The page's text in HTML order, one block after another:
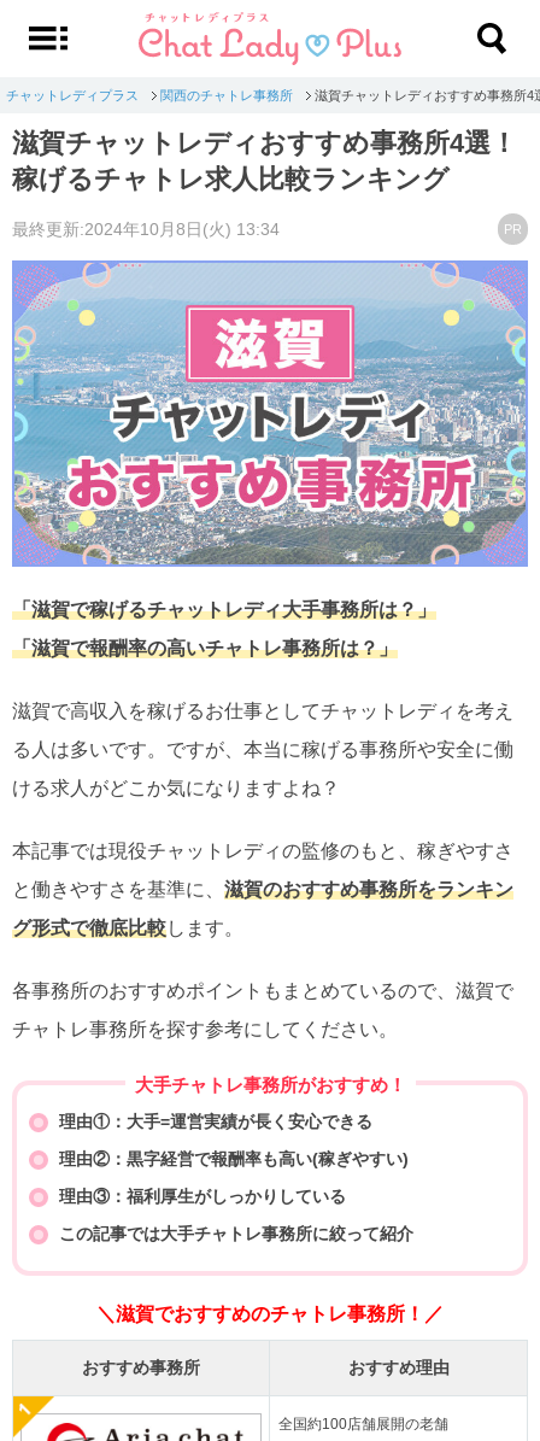
チャットレディプラス 関西のチャトレ事務所 滋賀チャットレディおすすめ事務所
滋賀チャットレディおすすめ事務所4選！
稼げるチャトレ求人比較ランキング
最終更新:2024年10月8日(火) 13:34 PR
「滋賀で稼げるチャットレディ大手事務所は？」
「滋賀で報酬率の高いチャトレ事務所は？」
滋賀で高収入を稼げるお仕事としてチャットレディを考え
る人は多いです。ですが、本当に稼げる事務所や安全に働
ける求人がどこか気になりますよね？
本記事では現役チャットレディの監修のもと、稼ぎやすさ
と働きやすさを基準に、 滋賀のおすすめ事務所をランキン
グ形式で徹底比較します。
各事務所のおすすめポイントもまとめているので、滋賀で
チャトレ事務所を探す参考にしてください。
大手チャトレ事務所がおすすめ！
理由①：大手=運営実績が長く安心できる
理由②：黒字経営で報酬率も高い(稼ぎやすい)
理由③：福利厚生がしっかりしている
この記事では大手チャトレ事務所に絞って紹介
＼滋賀でおすすめのチャトレ事務所！／
おすすめ事務所 おすすめ理由
全国約100店舗展開の老舗